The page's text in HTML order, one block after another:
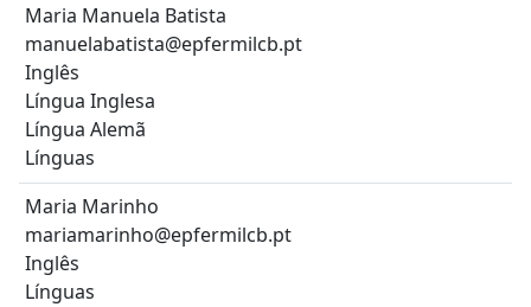
Maria Manuela Batista
manuelabatista@epfermilcb.pt
Inglês
Língua Inglesa
Língua Alemã
Línguas
Maria Marinho
mariamarinho@epfermilcb.pt
Inglês
Línguas